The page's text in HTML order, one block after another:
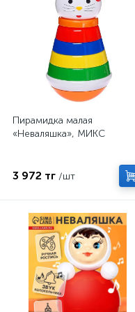
Пирамидка малая
«Неваляшка», МИКС
3 972 тг /шт